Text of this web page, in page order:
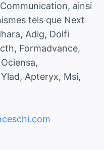
ainsi
tels que Next
Adig, Dolfi
Formadvance,
Apteryx, Msi,